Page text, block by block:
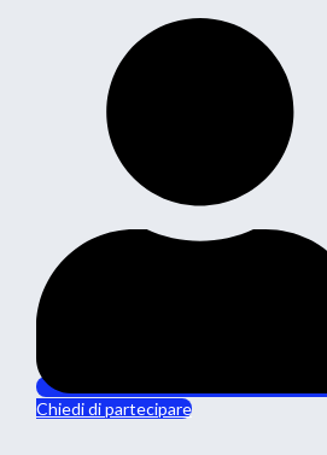
Chiedi di partecipare